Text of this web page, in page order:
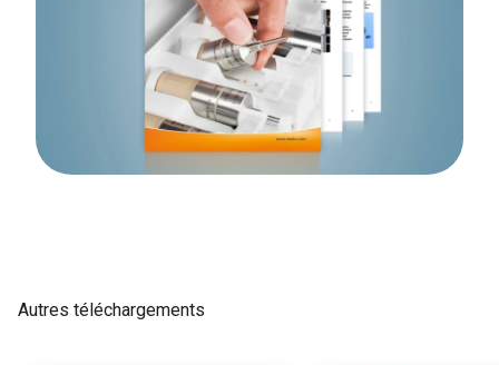
Autres téléchargements